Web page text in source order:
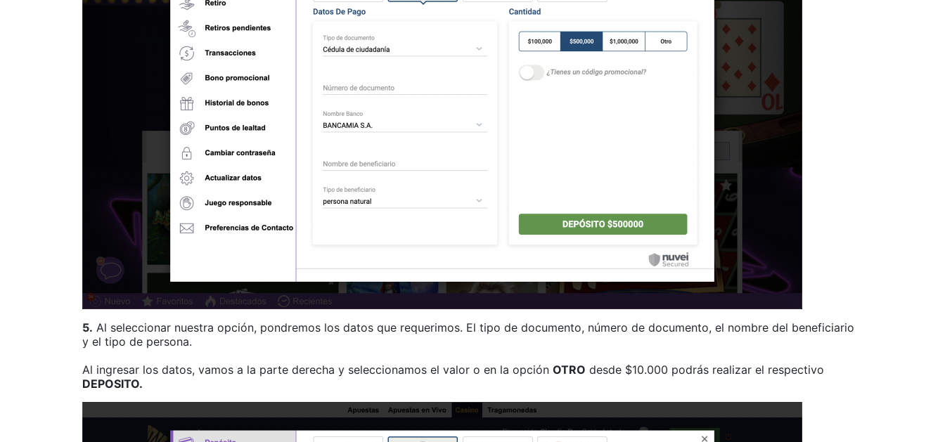
5. Al seleccionar nuestra opción, pondremos los datos que requerimos. El tipo de documento, número de documento, el nombre del beneficiario
y el tipo de persona.
Al ingresar los datos, vamos a la parte derecha y seleccionamos el valor o en la opción OTRO desde $10.000 podrás realizar el respectivo
DEPOSITO.